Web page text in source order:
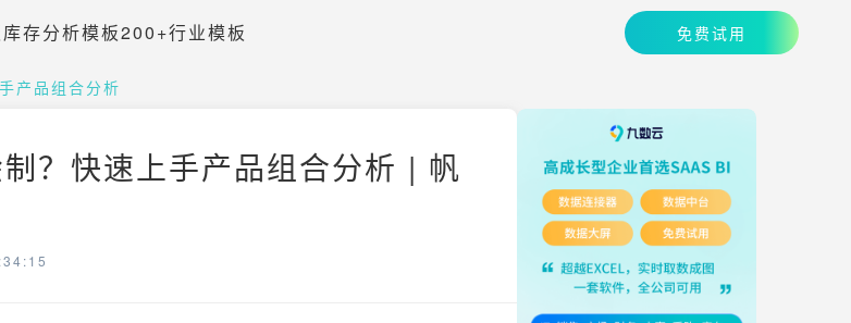
库存分析模板200+行业模板 免费试用
产品组合分析
？快速上手产品组合分析 | 帆